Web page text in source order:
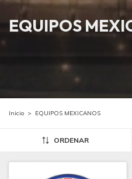
EQUIPOS
Inicio > EQUIPOS MEXICANOS
ORDENAR